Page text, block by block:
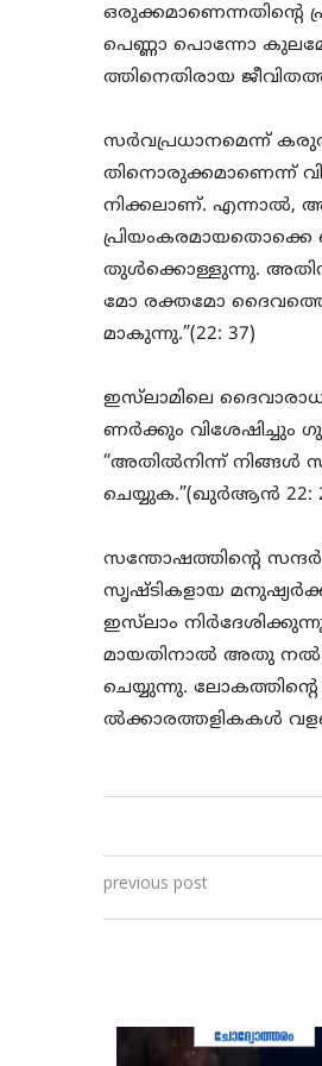
പെണ്ണാ പൊന്നോ
ത്തിനെതിരായ
സർവപ്രധാനമെന്ന്
തിനൊരുക്കമാണെന്ന്
നിക്കലാണ്. എന്നാൽ,
തുൾക്കൊള്ളുന്നു.
മോ രക്തമോ ദൈവത്തെ
മാകുന്നു.”(22: 37)
ഇസ്‌ലാമിലെ
ണർക്കും വിശേഷിച്ചും
“അതിൽനിന്ന് നിങ്ങൾ
ചെയ്യുക.”(ഖുർആൻ 22:
സന്തോഷത്തിന്റെ
സൃഷ്ടികളായ
ഇസ്‌ലാം
മായതിനാൽ അതു
ചെയ്യുന്നു.
ൽക്കാരത്തളികകൾ
previous post